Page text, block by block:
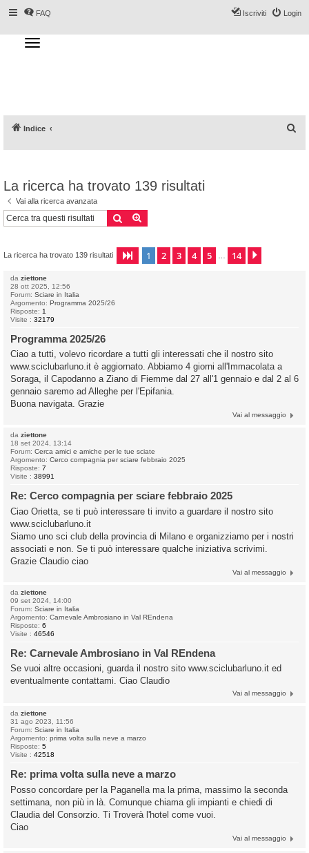
FAQ Login
Iscriviti
T
o
g
a
t
Indice
La ricerca ha trovato 139 risultati
Vai alla ricerca avanzata
Cerca
La ricerca ha trovato 139 risultati Pagina di 14
1 2 3 4 5 14
da ziettone
28 ott 2025, 12:56
Forum: Sciare in Italia
Argomento: Programma 2025/26
Risposte: 1
Visite : 32179
Programma 2025/26
Ciao a tutti, volevo ricordare a tutti gli interessati che il nostro sito
www.sciclubarluno.it è aggiornato. Abbiamo 4 giorni all'Immacolata a
Soraga, il Capodanno a Ziano di Fiemme dal 27 all'1 gennaio e dal 2 al 6
gennaio saremo ad Alleghe per l'Epifania.
Buona navigata. Grazie
Vai al messaggio
da ziettone
18 set 2024, 13:14
Forum: Cerca amici e amiche per le tue sciate
Argomento: Cerco compagnia per sciare febbraio 2025
Risposte: 7
Visite : 38991
Re: Cerco compagnia per sciare febbraio 2025
Ciao Orietta, se ti può interessare ti invito a guardare il nostro sito
www.sciclubarluno.it
Siamo uno sci club della provincia di Milano e organizziamo per i nostri
associati e non. Se ti può interessare qualche iniziativa scrivimi.
Grazie Claudio ciao
Vai al messaggio
da ziettone
09 set 2024, 14:00
Forum: Sciare in Italia
Argomento: Carnevale Ambrosiano in Val REndena
Risposte: 6
Visite : 46546
Re: Carnevale Ambrosiano in Val REndena
Se vuoi altre occasioni, guarda il nostro sito www.sciclubarluno.it ed
eventualmente contattami. Ciao Claudio
Vai al messaggio
da ziettone
31 ago 2023, 11:56
Forum: Sciare in Italia
Argomento: prima volta sulla neve a marzo
Risposte: 5
Visite : 42518
Re: prima volta sulla neve a marzo
Posso concordare per la Paganella ma la prima, massimo la seconda
settimana, non più in là. Comunque chiama gli impianti e chiedi di
Claudia del Consorzio. Ti Troverà l'hotel come vuoi.
Ciao
Vai al messaggio